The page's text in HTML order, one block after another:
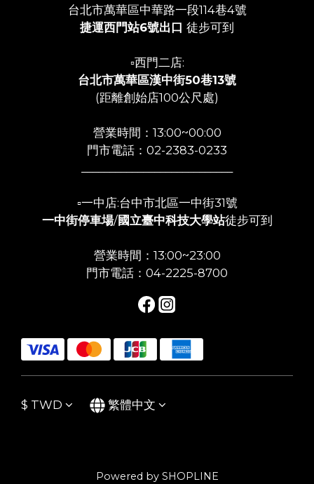
台北市萬華區中華路一段114巷4號
捷運西門站6號出口 徒步可到
▫️西門二店:
台北市萬華區漢中街50巷13號
(距離創始店100公尺處)
營業時間：13:00~00:00
門市電話：02-2383-0233
▫️一中店:台中市北區一中街31號
一中街停車場/國立臺中科技大學站徒步可到
營業時間：13:00~23:00
門市電話：04-2225-8700
$ TWD 繁體中文
Powered by SHOPLINE